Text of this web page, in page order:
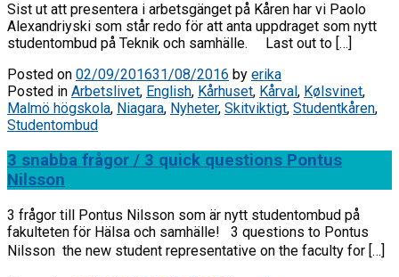
Sist ut att presentera i arbetsgänget på Kåren har vi Paolo
Alexandriyski som står redo för att anta uppdraget som nytt
studentombud på Teknik och samhälle. Last out to […]
Posted on 02/09/201631/08/2016 by erika
Posted in Arbetslivet, English, Kårhuset, Kårval , Kølsvinet,
Malmö högskola, Niagara, Nyheter, Skitviktigt, Studentkåren,
Studentombud
3 snabba frågor / 3 quick questions Pontus
Nilsson
3 frågor till Pontus Nilsson som är nytt studentombud på
fakulteten för Hälsa och samhälle! 3 questions to Pontus
Nilsson  the new student representative on the faculty for […]